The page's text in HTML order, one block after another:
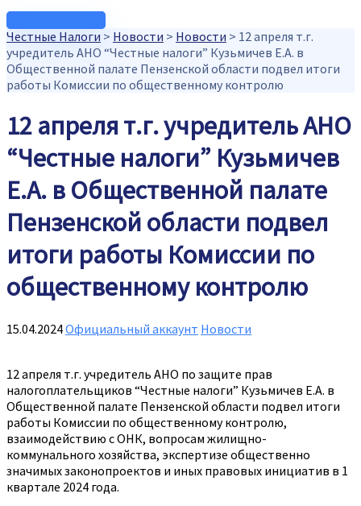
Честные Налоги > Новости > Новости > 12 апреля т.г.
учредитель АНО “Честные налоги” Кузьмичев Е.А. в
Общественной палате Пензенской области подвел итоги
работы Комиссии по общественному контролю
12 апреля т.г. учредитель АНО
“Честные налоги” Кузьмичев
Е.А. в Общественной палате
Пензенской области подвел
итоги работы Комиссии по
общественному контролю
15.04.2024Официальный аккаунт Новости
12 апреля т.г. учредитель АНО по защите прав
налогоплательщиков “Честные налоги” Кузьмичев Е.А. в
Общественной палате Пензенской области подвел итоги
работы Комиссии по общественному контролю,
взаимодействию с ОНК, вопросам жилищно-
коммунального хозяйства, экспертизе общественно
значимых законопроектов и иных правовых инициатив в 1
квартале 2024 года.